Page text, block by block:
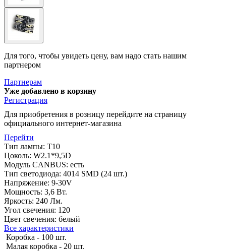
Для того, чтобы увидеть цену, вам надо стать нашим
партнером
Партнерам
Уже добавлено в корзину
Регистрация
Для приобретения в розницу перейдите на страницу
официального интернет-магазина
Перейти
Тип лампы: Т10
Цоколь: W2.1*9,5D
Модуль CANBUS: есть
Тип светодиода: 4014 SMD (24 шт.)
Напряжение: 9-30V
Мощность: 3,6 Вт.
Яркость: 240 Лм.
Угол свечения: 120
Цвет свечения: белый
Все характеристики
Коробка - 100 шт.
Малая коробка - 20 шт.